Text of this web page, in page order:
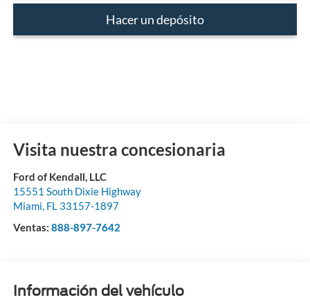
Hacer un depósito
Visita nuestra concesionaria
Ford of Kendall, LLC
15551 South Dixie Highway
Miami, FL 33157-1897
Ventas: 888-897-7642
Información del vehículo